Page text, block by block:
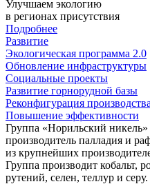
Улучшаем экологию
в регионах присутствия
Подробнее
Развитие
Экологическая программа 2.0
Обновление инфраструктуры
Социальные проекты
Развитие горнорудной базы
Реконфигурация производства
Повышение эффективности
Группа «Норильский
производитель палладия и
из крупнейших
Группа производит кобальт,
рутений, селен, теллур и серу.